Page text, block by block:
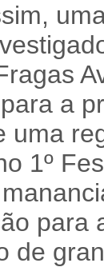
a
uma
1º
para
de